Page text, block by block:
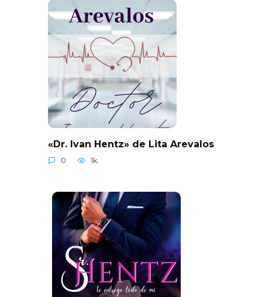
«Dr. Ivan Hentz» de Lita Arevalos
0 1k.